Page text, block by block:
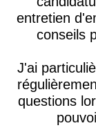
entretien
conseils
J'ai
questions